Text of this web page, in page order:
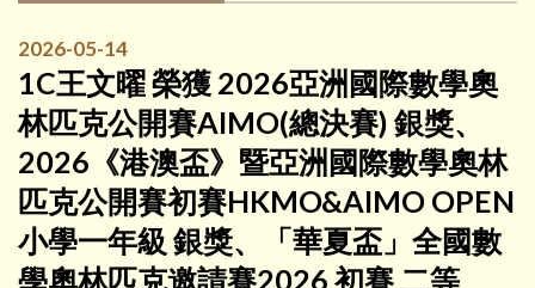
2026-05-14
1C王文曜 榮獲 2026亞洲國際數學奧
林匹克公開賽AIMO(總決賽) 銀獎、
2026《港澳盃》暨亞洲國際數學奧林
匹克公開賽初賽HKMO&AIMO OPEN
小學一年級 銀獎、「華夏盃」全國數
學奧林匹克邀請賽2026 初賽 二等